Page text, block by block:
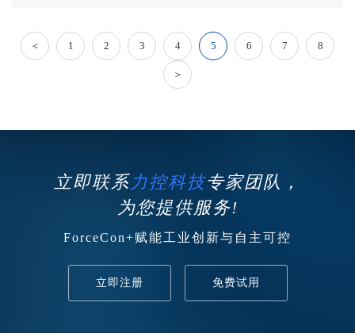
＜ 1 2 3 4 5 6 7 8
＞
立即联系力控科技专家团队，
为您提供服务!
ForceCon+赋能工业创新与自主可控
立即注册 免费试用